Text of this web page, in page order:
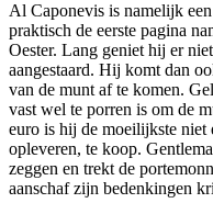
Al Caponevis is namelijk
praktisch de eerste pagina
Oester. Lang geniet hij er
aangestaard. Hij komt dan
van de munt af te komen.
vast wel te porren is om de
euro is hij de moeilijkste niet
opleveren, te koop.
zeggen en trekt de
aanschaf zijn bedenkingen